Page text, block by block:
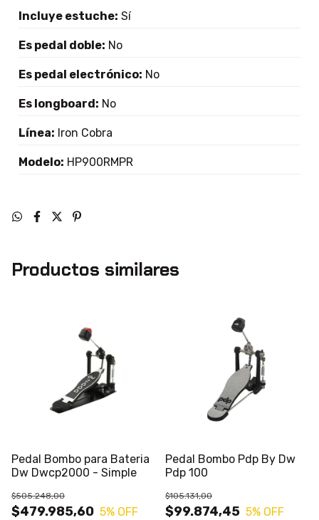
Incluye estuche: Sí
Es pedal doble: No
Es pedal electrónico: No
Es longboard: No
Línea: Iron Cobra
Modelo: HP900RMPR
Productos similares
Pedal Bombo para Bateria
Dw Dwcp2000 - Simple
$479.985,60
$505.248,00
5% OFF
Pedal Bombo Pdp By Dw
Pdp 100
$99.874,45
$105.131,00
5% OFF